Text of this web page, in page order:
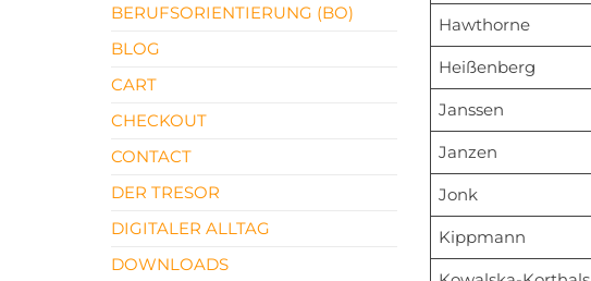
Hawthorne
Heißenberg
Janssen
Janzen
Jonk
Kippmann
BERUFSORIENTIERUNG (BO)
BLOG
CART
CHECKOUT
CONTACT
DER TRESOR
DIGITALER ALLTAG
DOWNLOADS